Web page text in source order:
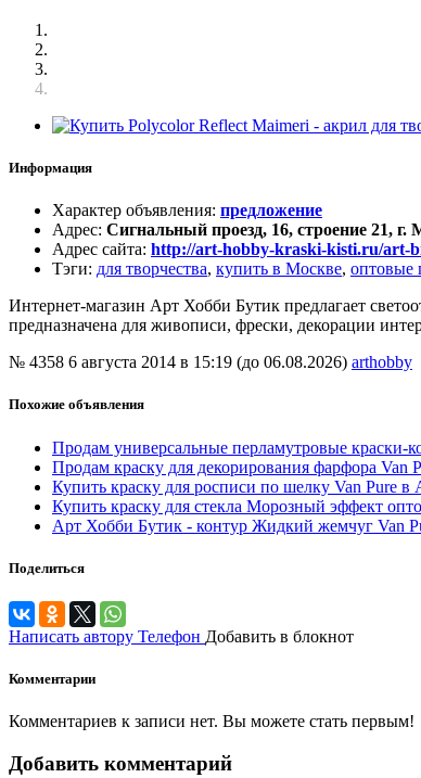
Информация
Характер объявления: предложение
Адрес: Сигнальный проезд, 16, строение 21, г.
Адрес сайта: http://art-hobby-kraski-kisti.ru/art-
Тэги: для творчества, купить в Москве, оптовые
Интернет-магазин Арт Хобби Бутик предлагает
предназначена для живописи, фрески, декорации
№ 4358 6 августа 2014 в 15:19 (до 06.08.2026) arthobby
Похожие объявления
Продам универсальные перламутровые краски-
Продам краску для декорирования фарфора Van
Купить краску для росписи по шелку Van Pure
Купить краску для стекла Морозный эффект
Арт Хобби Бутик - контур Жидкий жемчуг Van
Поделиться
Написать автору Телефон Добавить в блокнот
Комментарии
Комментариев к записи нет. Вы можете стать первым!
Добавить комментарий